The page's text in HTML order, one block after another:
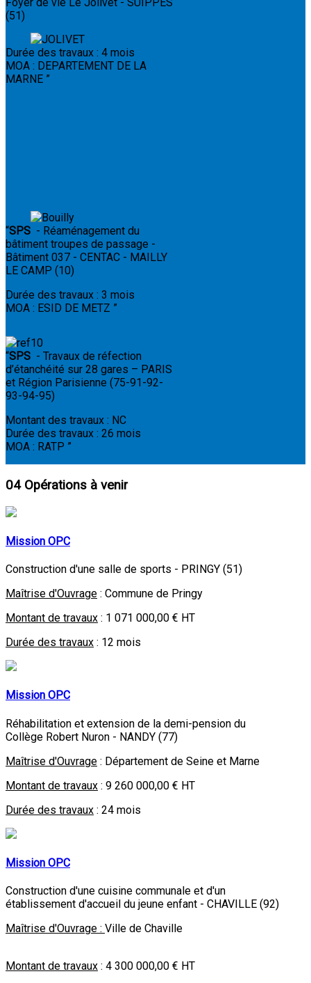
(51)
Durée des travaux : 4 mois
MOA : DEPARTEMENT DE LA
MARNE ”
“SPS - Réaménagement du
bâtiment troupes de passage -
Bâtiment 037 - CENTAC - MAILLY
LE CAMP (10)
Durée des travaux : 3 mois
MOA : ESID DE METZ ”
“SPS - Travaux de réfection
d’étanchéité sur 28 gares – PARIS
et Région Parisienne (75-91-92-
93-94-95)
Montant des travaux : NC
Durée des travaux : 26 mois
MOA : RATP ”
04 Opérations à venir
Mission OPC
Construction d'une salle de sports - PRINGY (51)
Maîtrise d'Ouvrage : Commune de Pringy
Montant de travaux : 1 071 000,00 € HT
Durée des travaux : 12 mois
Mission OPC
Réhabilitation et extension de la demi-pension du
Collège Robert Nuron - NANDY (77)
Maîtrise d'Ouvrage : Département de Seine et Marne
Montant de travaux : 9 260 000,00 € HT
Durée des travaux : 24 mois
Mission OPC
Construction d'une cuisine communale et d'un
établissement d'accueil du jeune enfant - CHAVILLE (92)
Maîtrise d'Ouvrage : Ville de Chaville
Montant de travaux : 4 300 000,00 € HT